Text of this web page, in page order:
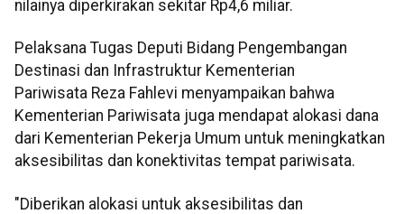
nilainya diperkirakan sekitar Rp4,6 miliar.
Pelaksana Tugas Deputi Bidang Pengembangan
Destinasi dan Infrastruktur Kementerian
Pariwisata Reza Fahlevi menyampaikan bahwa
Kementerian Pariwisata juga mendapat alokasi dana
dari Kementerian Pekerja Umum untuk meningkatkan
aksesibilitas dan konektivitas tempat pariwisata.
"Diberikan alokasi untuk aksesibilitas dan